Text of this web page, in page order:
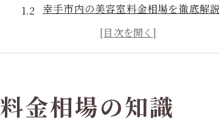
幸手市内の美容室料金相場を徹底解説
美容室の料金はどこで差が出るのか分
納得できる美容室料金の見極めポイ
幸手市で賢く美容室を探す実践法
美容室の口コミを参考にした選び方
金相場の知識